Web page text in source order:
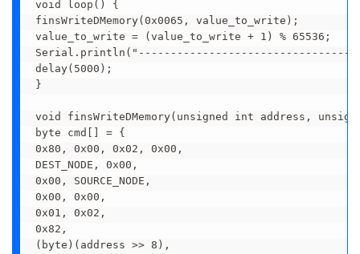
void loop() {
finsWriteDMemory(0x0065, value_to_write);
value_to_write = (value_to_write + 1) % 65536;
delay(5000);
}
void finsWriteDMemory(unsigned int address,
byte cmd[] = {
0x80, 0x00, 0x02, 0x00,
DEST_NODE, 0x00,
0x00, SOURCE_NODE,
0x00, 0x00,
0x01, 0x02,
0x82,
(byte)(address >> 8),